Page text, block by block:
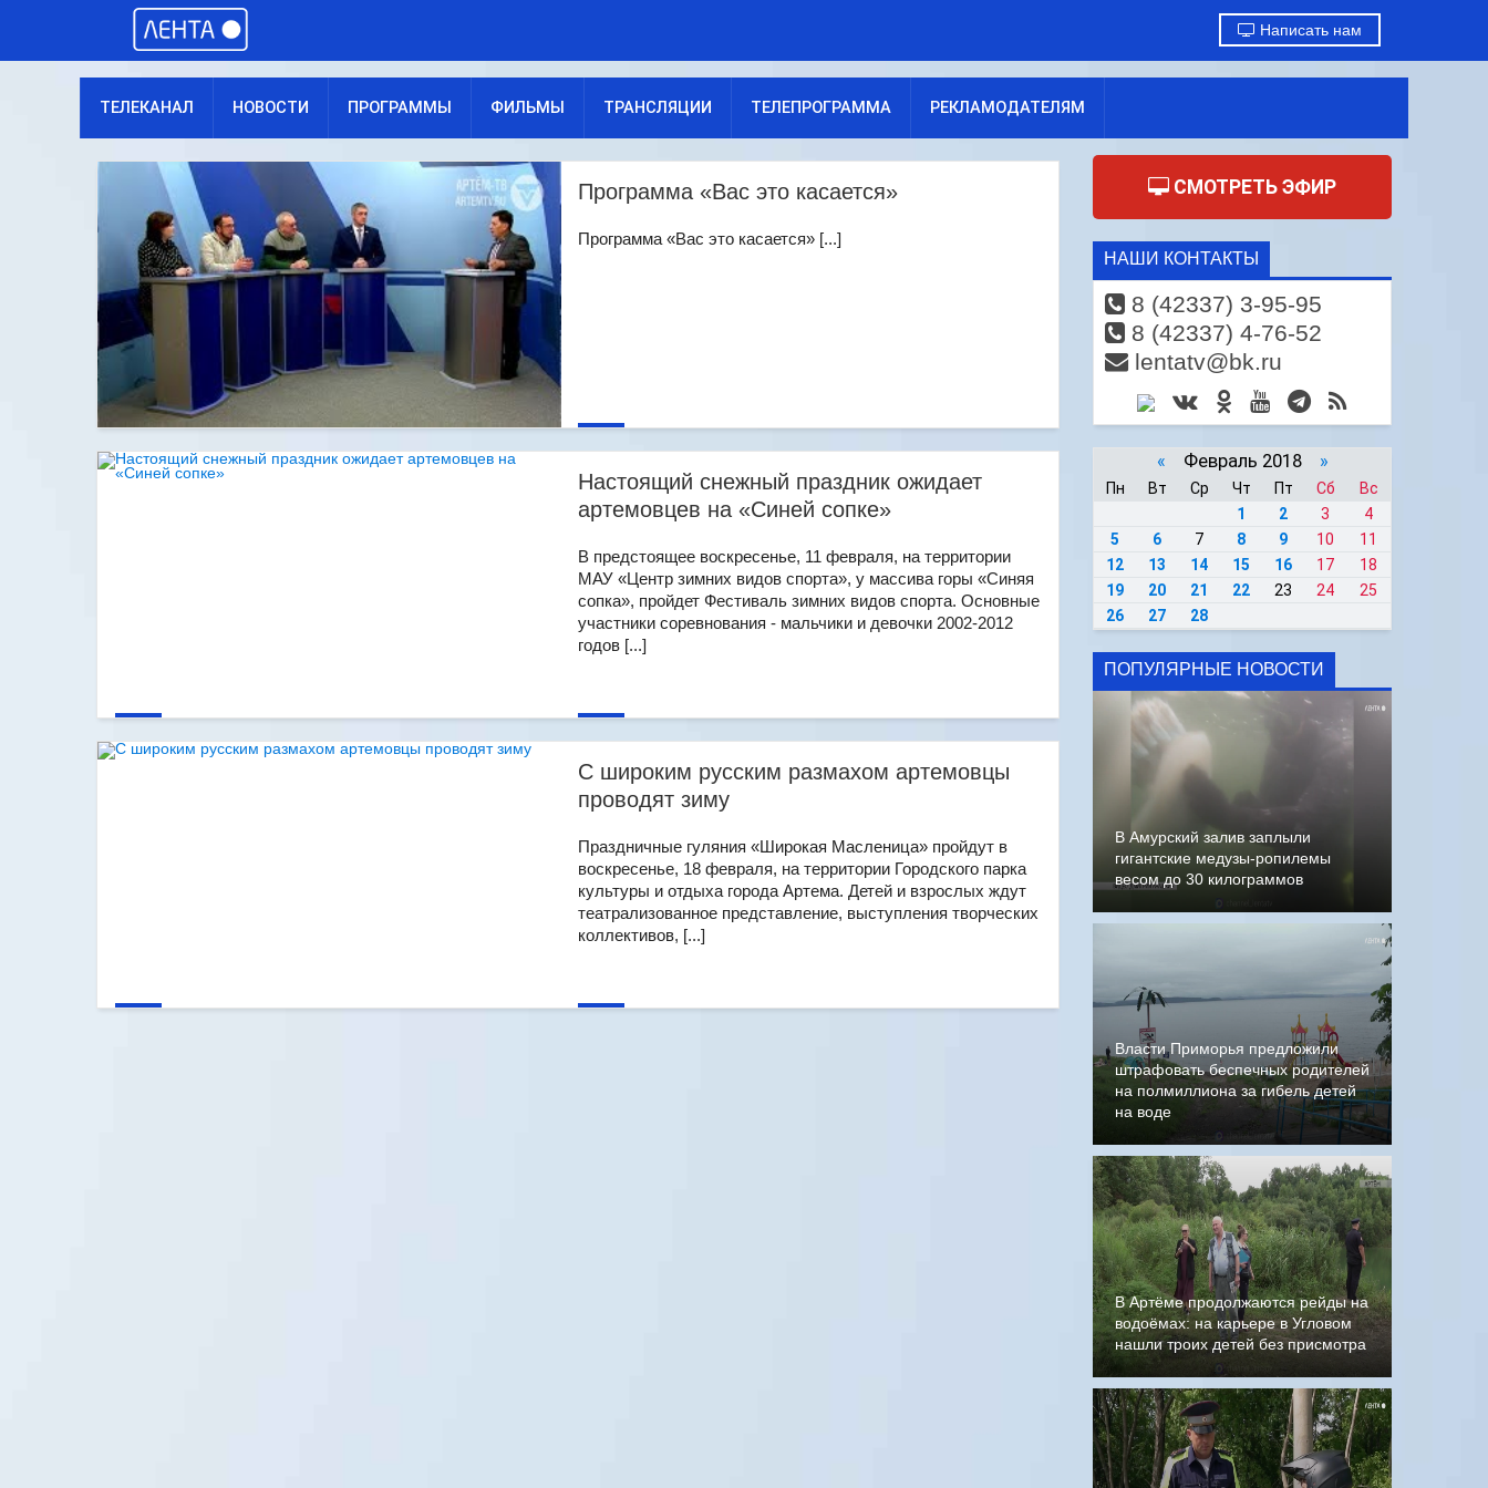
Написать нам
ТЕЛЕКАНАЛ НОВОСТИ ПРОГРАММЫ ФИЛЬМЫ ТРАНСЛЯЦИИ ТЕЛЕПРОГРАММА РЕКЛАМОДАТЕЛЯМ
Программа «Вас это касается»
Программа «Вас это касается» [...]
Настоящий снежный праздник ожидает
артемовцев на «Синей сопке»
В предстоящее воскресенье, 11 февраля, на территории
МАУ «Центр зимних видов спорта», у массива горы «Синяя
сопка», пройдет Фестиваль зимних видов спорта. Основные
участники соревнования - мальчики и девочки 2002-2012
годов [...]
С широким русским размахом артемовцы
проводят зиму
Праздничные гуляния «Широкая Масленица» пройдут в
воскресенье, 18 февраля, на территории Городского парка
культуры и отдыха города Артема. Детей и взрослых ждут
театрализованное представление, выступления творческих
коллективов, [...]
СМОТРЕТЬ ЭФИР
НАШИ КОНТАКТЫ
8 (42337) 3-95-95
8 (42337) 4-76-52
lentatv@bk.ru
« Февраль 2018 »
Пн Вт Ср Чт Пт Сб
Вс
1
2 3
4
5
6 7 8 9 10
11
12
13 14 15 16 17
18
19
20 21 22 23 24
25
26
27 28
ПОПУЛЯРНЫЕ НОВОСТИ
В Амурский залив заплыли
гигантские медузы-ропилемы
весом до 30 килограммов
Власти Приморья предложили
штрафовать беспечных родителей
на полмиллиона за гибель детей
на воде
В Артёме продолжаются рейды на
водоёмах: на карьере в Угловом
нашли троих детей без присмотра